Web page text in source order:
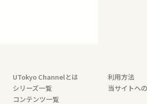
UTokyo Channelとは
シリーズ一覧
コンテンツ一覧
利用方法
当サイトへ